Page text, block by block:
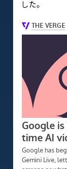
した。